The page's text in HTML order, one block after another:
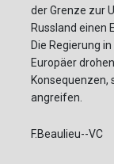
der Grenze zur
Russland einen
Die Regierung
Europäer
Konsequenzen,
angreifen.
F.Beaulieu--VC